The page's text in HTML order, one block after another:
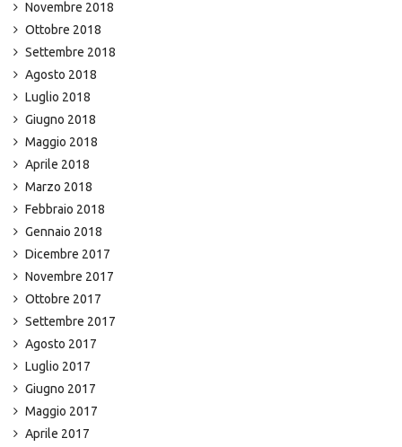
Novembre 2018
Ottobre 2018
Settembre 2018
Agosto 2018
Luglio 2018
Giugno 2018
Maggio 2018
Aprile 2018
Marzo 2018
Febbraio 2018
Gennaio 2018
Dicembre 2017
Novembre 2017
Ottobre 2017
Settembre 2017
Agosto 2017
Luglio 2017
Giugno 2017
Maggio 2017
Aprile 2017